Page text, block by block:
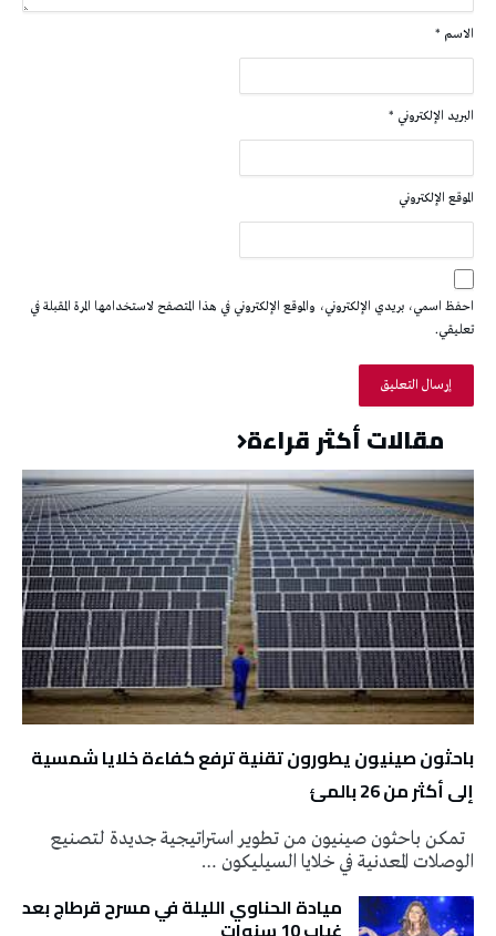
الاسم *
البريد الإلكتروني *
الموقع الإلكتروني
احفظ اسمي، بريدي الإلكتروني، والموقع الإلكتروني في هذا المتصفح لاستخدامها المرة المقبلة في
تعليقي.
مقالات أكثر قراءة
باحثون صينيون يطورون تقنية ترفع كفاءة خلايا شمسية
إلى أكثر من 26 بالمئ
تمكن باحثون صينيون من تطوير استراتيجية جديدة لتصنيع
الوصلات المعدنية في خلايا السيليكون …
ميادة الحناوي الليلة في مسرح قرطاج بعد